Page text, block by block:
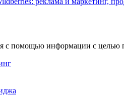
с помощью информации с целью